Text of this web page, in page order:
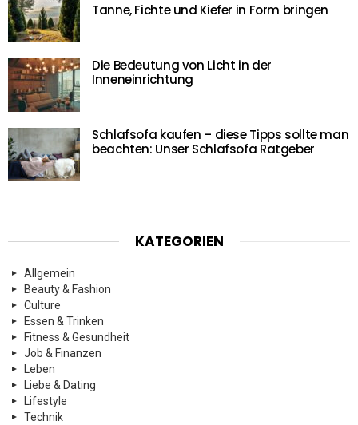
Tanne, Fichte und Kiefer in Form bringen
Die Bedeutung von Licht in der
Inneneinrichtung
Schlafsofa kaufen – diese Tipps sollte man
beachten: Unser Schlafsofa Ratgeber
KATEGORIEN
Allgemein
Beauty & Fashion
Culture
Essen & Trinken
Fitness & Gesundheit
Job & Finanzen
Leben
Liebe & Dating
Lifestyle
Technik